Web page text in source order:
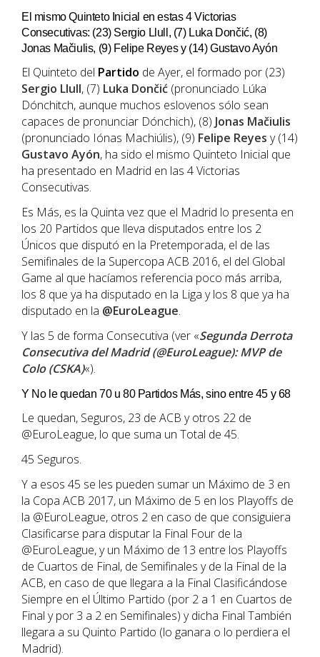
El mismo Quinteto Inicial en estas 4 Victorias
Consecutivas: (23) Sergio Llull, (7) Luka Dončić, (8)
Jonas Mačiulis, (9) Felipe Reyes y (14) Gustavo Ayón
El Quinteto del Partido de Ayer, el formado por (23)
Sergio Llull, (7) Luka Dončić (pronunciado Lúka
Dónchitch, aunque muchos eslovenos sólo sean
capaces de pronunciar Dónchich), (8) Jonas Mačiulis
(pronunciado Iónas Machiúlis), (9) Felipe Reyes y (14)
Gustavo Ayón, ha sido el mismo Quinteto Inicial que
ha presentado en Madrid en las 4 Victorias
Consecutivas.
Es Más, es la Quinta vez que el Madrid lo presenta en
los 20 Partidos que lleva disputados entre los 2
Únicos que disputó en la Pretemporada, el de las
Semifinales de la Supercopa ACB 2016, el del Global
Game al que hacíamos referencia poco más arriba,
los 8 que ya ha disputado en la Liga y los 8 que ya ha
disputado en la @EuroLeague.
Y las 5 de forma Consecutiva (ver «Segunda Derrota
Consecutiva del Madrid (@EuroLeague): MVP de
Colo (CSKA)«).
Y No le quedan 70 u 80 Partidos Más, sino entre 45 y 68
Le quedan, Seguros, 23 de ACB y otros 22 de
@EuroLeague, lo que suma un Total de 45.
45 Seguros.
Y a esos 45 se les pueden sumar un Máximo de 3 en
la Copa ACB 2017, un Máximo de 5 en los Playoffs de
la @EuroLeague, otros 2 en caso de que consiguiera
Clasificarse para disputar la Final Four de la
@EuroLeague, y un Máximo de 13 entre los Playoffs
de Cuartos de Final, de Semifinales y de la Final de la
ACB, en caso de que llegara a la Final Clasificándose
Siempre en el Último Partido (por 2 a 1 en Cuartos de
Final y por 3 a 2 en Semifinales) y dicha Final También
llegara a su Quinto Partido (lo ganara o lo perdiera el
Madrid).